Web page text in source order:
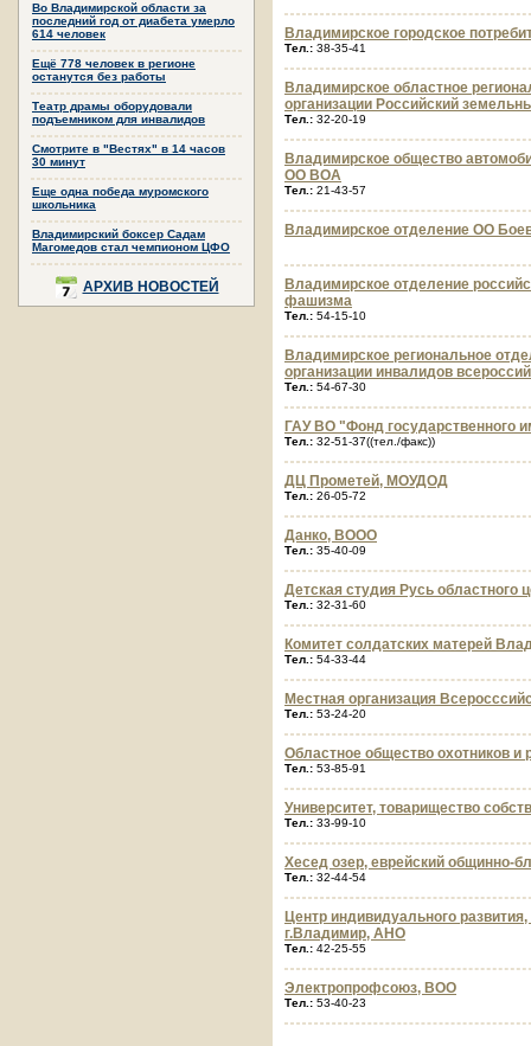
Во Владимирской области за
последний год от диабета умерло
614 человек
Ещё 778 человек в регионе
останутся без работы
Театр драмы оборудовали
подъемником для инвалидов
Смотрите в "Вестях" в 14 часов
30 минут
Еще одна победа муромского
школьника
Владимирский боксер Садам
Магомедов стал чемпионом ЦФО
АРХИВ НОВОСТЕЙ
Владимирское городское
Тел.: 38-35-41
Владимирское областное
организации Российский
Тел.: 32-20-19
Владимирское общество
ОО ВОА
Тел.: 21-43-57
Владимирское отделение ОО
Владимирское отделение
фашизма
Тел.: 54-15-10
Владимирское региональное
организации инвалидов
Тел.: 54-67-30
ГАУ ВО "Фонд государственного
Тел.: 32-51-37((тел./факс))
ДЦ Прометей, МОУДОД
Тел.: 26-05-72
Данко, ВООО
Тел.: 35-40-09
Детская студия Русь областного
Тел.: 32-31-60
Комитет солдатских матерей
Тел.: 54-33-44
Местная организация
Тел.: 53-24-20
Областное общество охотников
Тел.: 53-85-91
Университет, товарищество
Тел.: 33-99-10
Хесед озер, еврейский общинно-
Тел.: 32-44-54
Центр индивидуального
г.Владимир, АНО
Тел.: 42-25-55
Электропрофсоюз, ВОО
Тел.: 53-40-23